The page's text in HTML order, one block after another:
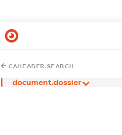
CAHEADER.SEARCH
document.dossier